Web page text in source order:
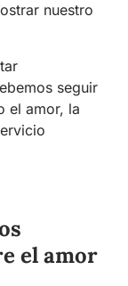
nuestro
seguir
el amor, la
el amor